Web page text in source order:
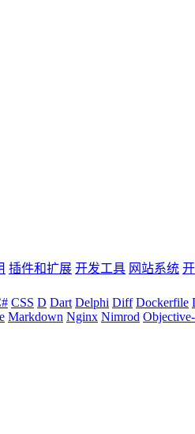
插件和扩展 开发工具 网站系统
CSS D Dart Delphi Diff Dockerfile
Markdown Nginx Nimrod